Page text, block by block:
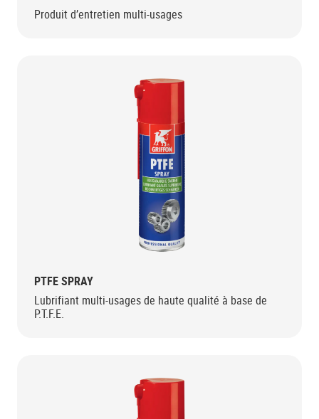
Produit d’entretien multi-usages
PTFE SPRAY
Lubrifiant multi-usages de haute qualité à base de
P.T.F.E.